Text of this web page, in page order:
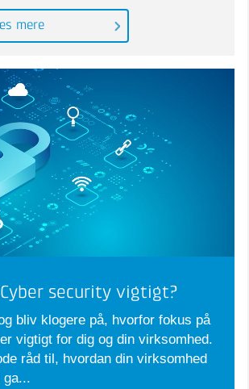
mere
security vigtigt?
bliv klogere på, hvorfor fokus på
vigtigt for dig og din virksomhed.
råd til, hvordan din virksomhed
ga...